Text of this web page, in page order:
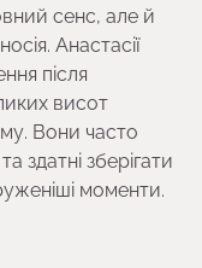
сенс, але й
Анастасії
після
висот
Вони часто
здатні зберігати
моменти.